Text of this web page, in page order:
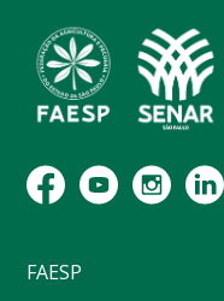
FAESP